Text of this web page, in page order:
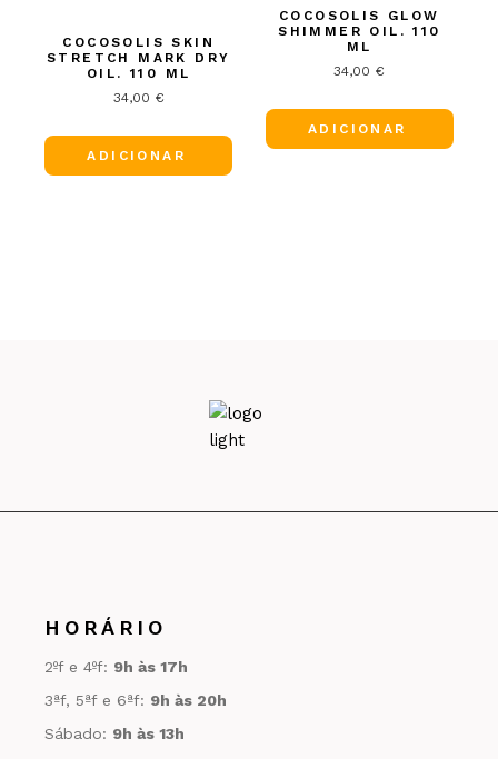
COCOSOLIS SKIN
STRETCH MARK DRY
OIL. 110 ML
34,00 €
ADICIONAR
COCOSOLIS GLOW
SHIMMER OIL. 110
ML
34,00 €
ADICIONAR
HORÁRIO
2ºf e 4ºf: 9h às 17h
3ªf, 5ªf e 6ªf: 9h às 20h
Sábado: 9h às 13h